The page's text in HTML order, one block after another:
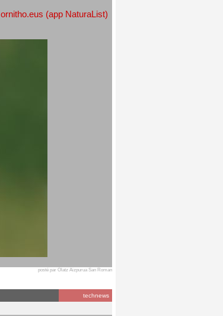
(app NaturaList)
posté par Olatz Aizpurua San Roman
technews